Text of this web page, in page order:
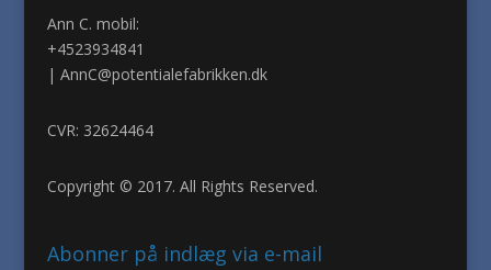
Ann C. mobil:
+4523934841
| AnnC@potentialefabrikken.dk
CVR: 32624464
Copyright © 2017. All Rights Reserved.
Abonner på indlæg via e-mail